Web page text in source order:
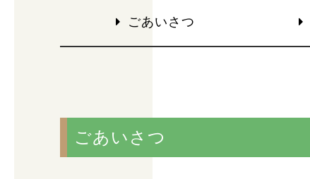
ごあいさつ
ごあいさつ